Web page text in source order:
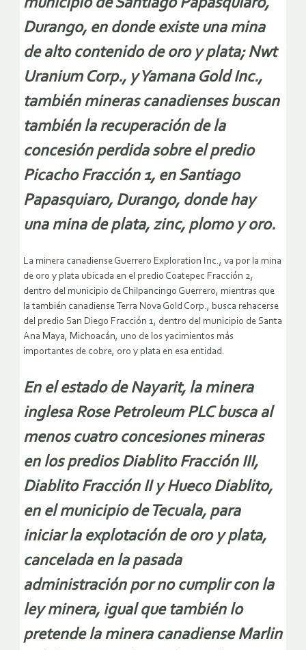
Durango, en donde existe una mina
de alto contenido de oro y plata; Nwt
Uranium Corp., y Yamana Gold Inc.,
también mineras canadienses buscan
también la recuperación de la
concesión perdida sobre el predio
Picacho Fracción 1, en Santiago
Papasquiaro, Durango, donde hay
una mina de plata, zinc, plomo y oro.
La minera canadiense Guerrero Exploration Inc., va por la mina
de oro y plata ubicada en el predio Coatepec Fracción 2,
dentro del municipio de Chilpancingo Guerrero, mientras que
la también canadiense Terra Nova Gold Corp., busca rehacerse
del predio San Diego Fracción 1, dentro del municipio de Santa
Ana Maya, Michoacán, uno de los yacimientos más
importantes de cobre, oro y plata en esa entidad.
En el estado de Nayarit, la minera
inglesa Rose Petroleum PLC busca al
menos cuatro concesiones mineras
en los predios Diablito Fracción III,
Diablito Fracción II y Hueco Diablito,
en el municipio de Tecuala, para
iniciar la explotación de oro y plata,
cancelada en la pasada
administración por no cumplir con la
ley minera, igual que también lo
pretende la minera canadiense Marlin